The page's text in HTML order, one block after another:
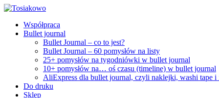
Współpraca
Bullet journal
Bullet Journal – co to jest?
Bullet Journal – 60 pomysłów na listy
25+ pomysłów na tygodniówki w bullet journal
10+ pomysłów na… oś czasu (timeline) w bullet journal
AliExpress dla bullet journal, czyli naklejki, washi tape i
Do druku
Sklep